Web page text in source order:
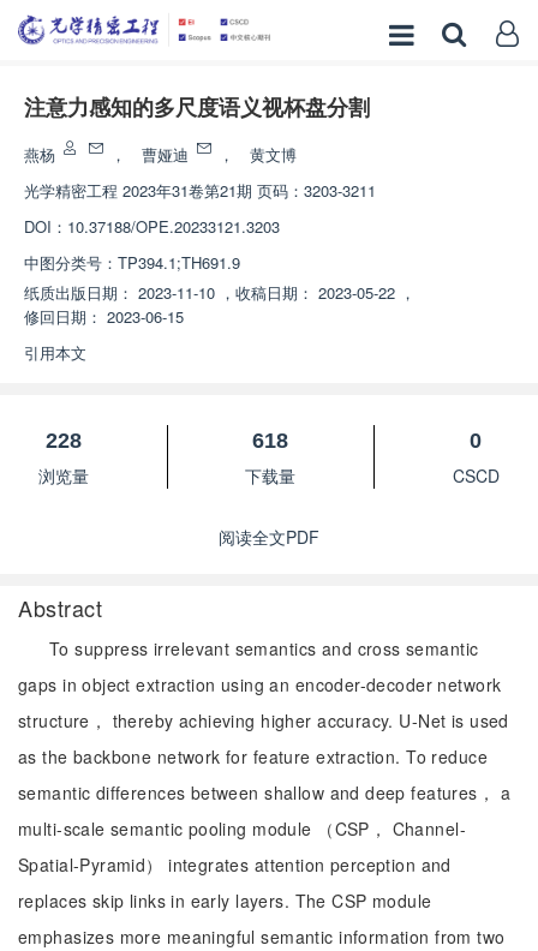
注意力感知的多尺度语义视杯盘分割
燕杨 ， 曹娅迪 ，
黄文博
光学精密工程 2023年31卷第21期 页码：3203-3211
DOI： 10.37188/OPE.20233121.3203
中图分类号： TP394.1;TH691.9
纸质出版日期： 2023-11-10 ， 收稿日期： 2023-05-22 ，
修回日期： 2023-06-15
引用本文
228
浏览量
618
下载量
0
CSCD
阅读全文PDF
Abstract
To suppress irrelevant semantics and cross semantic
gaps in object extraction using an encoder-decoder network
structure， thereby achieving higher accuracy. U-Net is used
as the backbone network for feature extraction. To reduce
semantic differences between shallow and deep features， a
multi-scale semantic pooling module （CSP， Channel-
Spatial-Pyramid） integrates attention perception and
replaces skip links in early layers. The CSP module
emphasizes more meaningful semantic information from two